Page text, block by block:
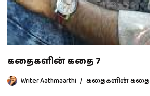
கதைகளின் கதை 7
Writer Aathmaarthi கதைகளின் கதை